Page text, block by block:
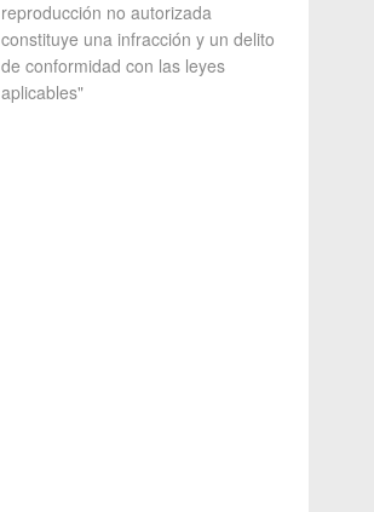
reproducción no autorizada
constituye una infracción y un delito
de conformidad con las leyes
aplicables"